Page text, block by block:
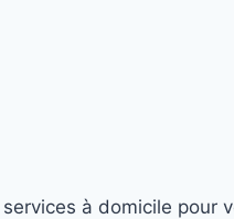
à domicile pour